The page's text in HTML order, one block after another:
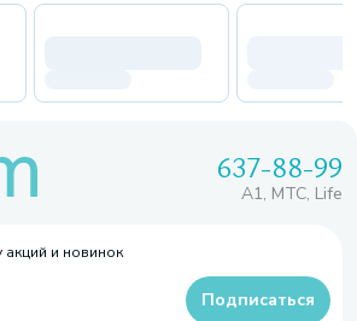
637-88-99
A1, МТС, Life
акций и новинок
Подписаться